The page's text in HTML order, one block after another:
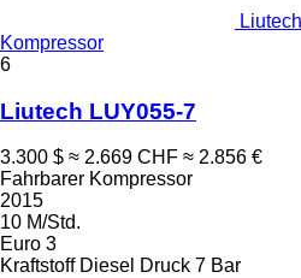
Kompressor
6
Liutech LUY055-7
3.300 $ ≈ 2.669 CHF ≈ 2.856 €
Fahrbarer Kompressor
2015
10 M/Std.
Euro 3
Kraftstoff Diesel Druck 7 Bar